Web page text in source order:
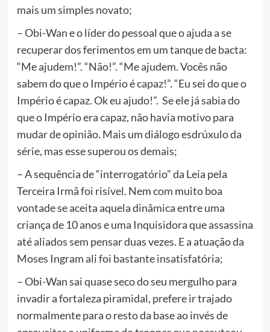
mais um simples novato;
– Obi-Wan e o líder do pessoal que o ajuda a se
recuperar dos ferimentos em um tanque de bacta:
“Me ajudem!”. “Não!”. “Me ajudem. Vocês não
sabem do que o Império é capaz!”. “Eu sei do que o
Império é capaz. Ok eu ajudo!”. Se ele já sabia do
que o Império era capaz, não havia motivo para
mudar de opinião. Mais um diálogo esdrúxulo da
série, mas esse superou os demais;
– A sequência de “interrogatório” da Leia pela
Terceira Irmã foi risível. Nem com muito boa
vontade se aceita aquela dinâmica entre uma
criança de 10 anos e uma Inquisidora que assassina
até aliados sem pensar duas vezes. E a atuação da
Moses Ingram ali foi bastante insatisfatória;
– Obi-Wan sai quase seco do seu mergulho para
invadir a fortaleza piramidal, prefere ir trajado
normalmente para o resto da base ao invés de